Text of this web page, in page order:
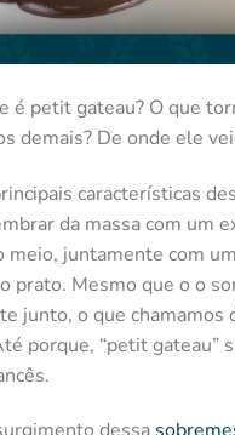
é petit gateau? O que
demais? De onde ele
características
da massa com um
meio, juntamente com
prato. Mesmo que o o
junto, o que chamamos
porque, “petit gateau”